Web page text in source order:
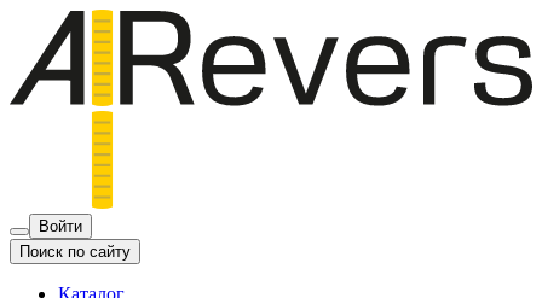
Войти
Поиск по сайту
Каталог